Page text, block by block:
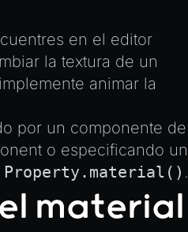
en el editor
la textura de un
animar la
por un componente de
o especificando un
Property.material() .
material